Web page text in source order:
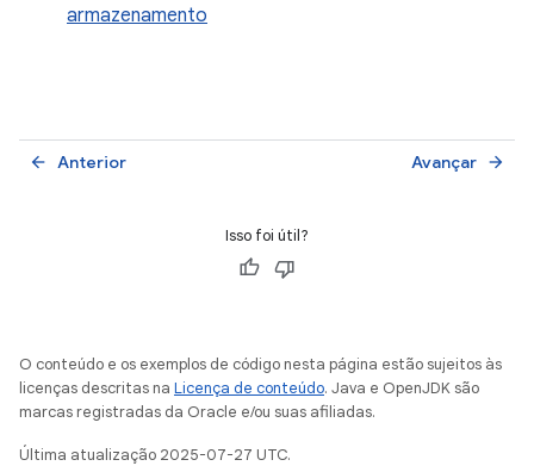
armazenamento
Anterior
arrow_back Avançar arrow_forward
Isso foi útil?
O conteúdo e os exemplos de código nesta página estão sujeitos às
licenças descritas na Licença de conteúdo. Java e OpenJDK são
marcas registradas da Oracle e/ou suas afiliadas.
Última atualização 2025-07-27 UTC.